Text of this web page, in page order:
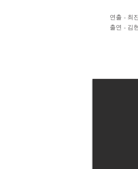
연출 - 최진
출연 - 김